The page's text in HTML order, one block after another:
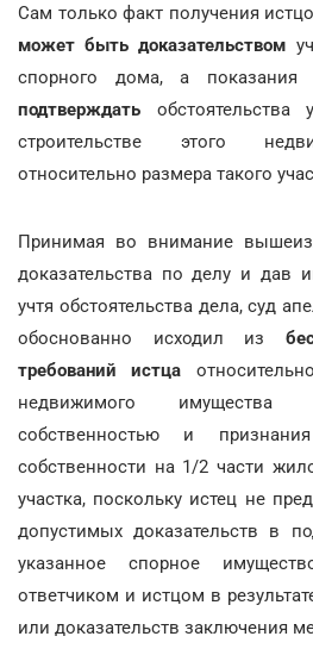
Сам только факт получения
может быть доказательством
спорного дома, а показания
подтверждать обстоятельства
строительстве этого
относительно размера такого
Принимая во внимание
доказательства по делу и дав
учтя обстоятельства дела, суд
обоснованно исходил из
требований истца
недвижимого имущества
собственностью и
собственности на 1/2 части
участка, поскольку истец не
допустимых доказательств в
указанное спорное
ответчиком и истцом в
или доказательств заключения